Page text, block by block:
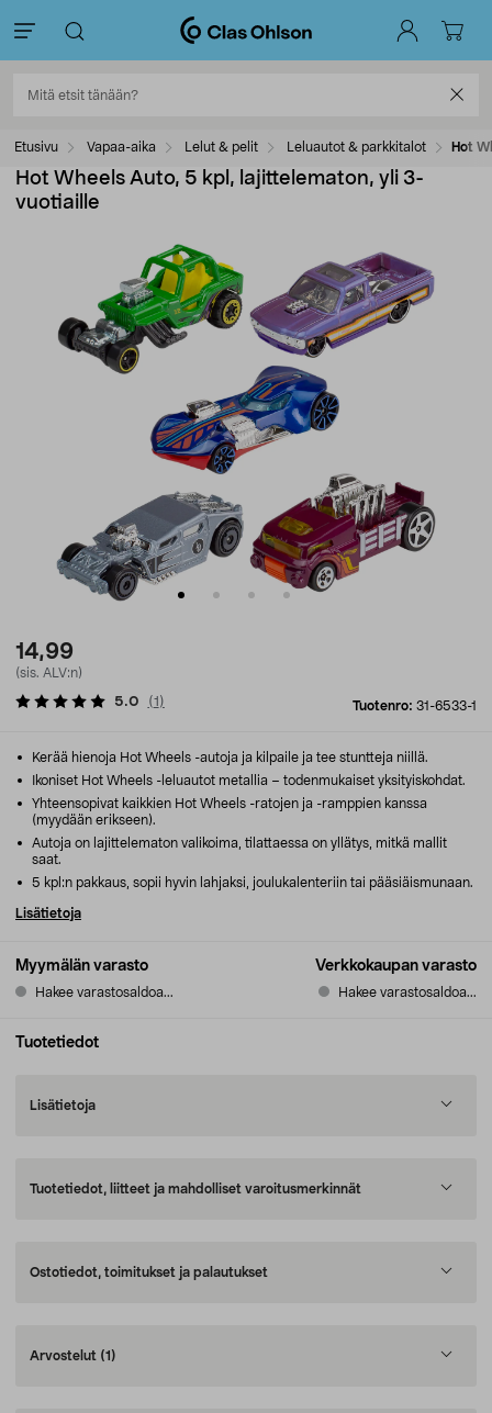
Etusivu Vapaa-aika Lelut & pelit Leluautot & parkkitalot Hot
Hot Wheels Auto, 5 kpl, lajittelematon, yli 3-
vuotiaille
14,99
(sis. ALV:n)
Tuotenro: 31-6533-1
5.0 (1 )
Myymälän varasto
Hakee varastosaldoa...
Verkkokaupan varasto
Hakee varastosaldoa...
Kerää hienoja Hot Wheels -autoja ja kilpaile ja tee stuntteja niillä.
Ikoniset Hot Wheels -leluautot metallia – todenmukaiset yksityiskohdat.
Yhteensopivat kaikkien Hot Wheels -ratojen ja -ramppien kanssa
(myydään erikseen).
Autoja on lajittelematon valikoima, tilattaessa on yllätys, mitkä mallit
saat.
5 kpl:n pakkaus, sopii hyvin lahjaksi, joulukalenteriin tai pääsiäismunaan.
Lisätietoja
Tuotetiedot
Lisätietoja
Tuotetiedot, liitteet ja mahdolliset varoitusmerkinnät
Ostotiedot, toimitukset ja palautukset
Arvostelut (1)